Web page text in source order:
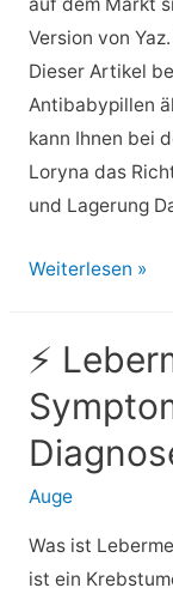
Haarwachstum
und
mehr
Version von
Dieser Artikel
Antibabypillen
kann Ihnen bei
Loryna das
und Lagerung
⚡
Loryna:
Was
Sie
wissen
müssen
Weiterlesen »
⚡
Auge
Was ist
ist ein